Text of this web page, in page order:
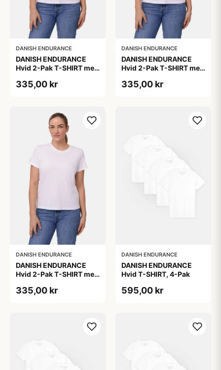
DANISH ENDURANCE
DANISH ENDURANCE
Hvid 2-Pak T-SHIRT med
Bomuld
335,00 kr
DANISH ENDURANCE
DANISH ENDURANCE
Hvid 2-Pak T-SHIRT med
Bomuld
335,00 kr
DANISH ENDURANCE
DANISH ENDURANCE
Hvid 2-Pak T-SHIRT med
Bomuld
335,00 kr
DANISH ENDURANCE
DANISH ENDURANCE
Hvid T-SHIRT, 4-Pak
595,00 kr